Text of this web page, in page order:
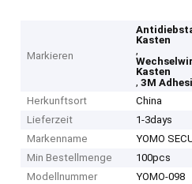
Markieren
Kasten
,
Kasten
,3M
Herkunftsort
China
Lieferzeit
1-3days
Markenname
YOMO
Min Bestellmenge
100pcs
Modellnummer
YOMO-098